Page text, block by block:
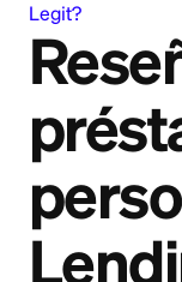
Legit?